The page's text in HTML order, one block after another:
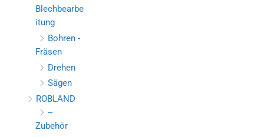
Blechbearbe
itung
Bohren -
Fräsen
Drehen
Sägen
ROBLAND
--
Zubehör